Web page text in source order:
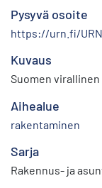
Pysyvä osoite
https://urn.fi/
Kuvaus
Suomen virallinen
Aihealue
rakentaminen
Sarja
Rakennus- ja